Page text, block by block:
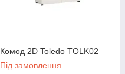
Комод 2D Toledo TOLK02
Під замовлення